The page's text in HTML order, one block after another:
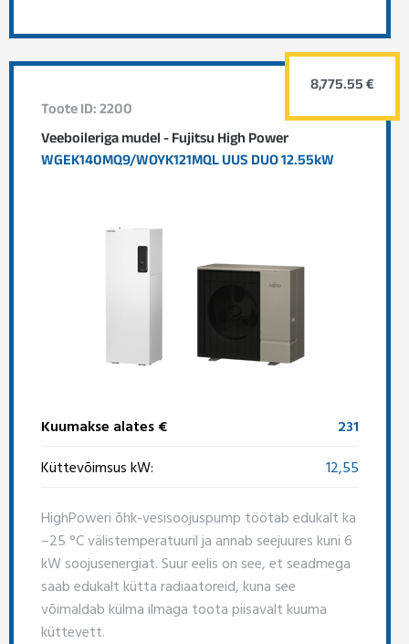
Toote ID: 2200
Veeboileriga mudel - Fujitsu High Power
WGEK140MQ9/WOYK121MQL UUS DUO 12.55kW
Kuumakse alates €
231
Küttevõimsus kW:
12,55
HighPoweri õhk-vesisoojuspump töötab edukalt ka
–25 °C välistemperatuuril ja annab seejuures kuni 6
kW soojusenergiat. Suur eelis on see, et seadmega
saab edukalt kütta radiaatoreid, kuna see
võimaldab külma ilmaga toota piisavalt kuuma
küttevett.
8,775.55 €